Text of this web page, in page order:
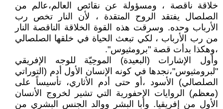
خلاقة ناقصة ، ومسؤولة عن نقائص العالم،عالم من
الصلصال يفتقد الروح المتقدة ، لأن النار تخص رب
الأرباب وحده. وسرقت هذه القوة الخلاقة الناقصة النار
من رب الأرباب ، لكي تبعث الحياة في خلقها الصلصالي
،وهكذا بدأت قصة "برومثيوس".
وأول الإشارات (البعيدة) الموحِيّة للوجه الإفريقي
"لبرومثيوس"،نجدها في كونه الإنسان الأول أدم (التوراتي
الصلصالي) الأسود ،أو حتى أدم الأثاري، تأسيساً على
(معظم) الروايات الإحفورية التي تشير لخروج الأنسان
الأول من إفريقيا. وأبا البشر ووالد الجنس البشري من